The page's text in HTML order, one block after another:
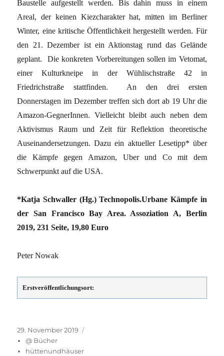
Baustelle aufgestellt werden. Bis dahin muss in einem
Areal, der keinen Kiezcharakter hat, mitten im Berliner
Winter, eine kritische Öffentlichkeit hergestellt werden. Für
den 21. Dezember ist ein Aktionstag rund das Gelände
geplant. Die konkreten Vorbereitungen sollen im Vetomat,
einer Kulturkneipe in der Wühlischstraße 42 in
Friedrichstraße stattfinden. An den drei ersten
Donnerstagen im Dezember treffen sich dort ab 19 Uhr die
Amazon-GegnerInnen. Vielleicht bleibt auch neben dem
Aktivismus Raum und Zeit für Reflektion theoretische
Auseinandersetzungen. Dazu ein aktueller Lesetipp* über
die Kämpfe gegen Amazon, Uber und Co mit dem
Schwerpunkt auf die USA.
*Katja Schwaller (Hg.) Technopolis.Urbane Kämpfe in
der San Francisco Bay Area. Assoziation A, Berlin
2019, 231 Seite, 19,80 Euro
Peter Nowak
Erstveröffentlichungsort:
Veröffentlicht
am
29. November 2019
@ Bücher
hüttenundhäuser